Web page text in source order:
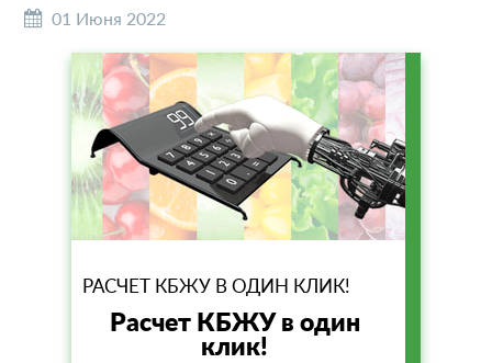
01 Июня 2022
РАСЧЕТ КБЖУ В ОДИН КЛИК!
Расчет КБЖУ в один
клик!